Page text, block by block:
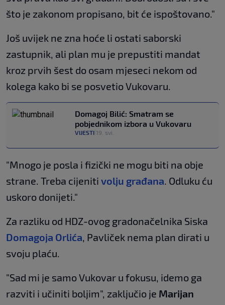
što je zakonom propisano, bit će ispoštovano."
Još uvijek ne zna hoće li ostati saborski
zastupnik, ali plan mu je prepustiti mandat
kroz prvih šest do osam mjeseci nekom od
kolega kako bi se posvetio Vukovaru.
Domagoj Bilić: Smatram se
pobjednikom izbora u Vukovaru
VIJESTI 19. svi.
"Mnogo je posla i fizički ne mogu biti na obje
strane. Treba cijeniti volju građana. Odluku ću
uskoro donijeti."
Za razliku od HDZ-ovog gradonačelnika Siska
Domagoja Orlića, Pavliček nema plan dirati u
svoju plaću.
"Sad mi je samo Vukovar u fokusu, idemo ga
razviti i učiniti boljim", zaključio je Marijan